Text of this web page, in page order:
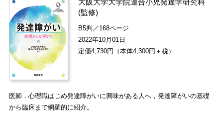
大阪大学大学院連合小児発達学研究科
(監修)
B5判／168ページ
2022年10月01日
定価4,730円（本体4,300円＋税）
医師，心理職はじめ発達障がいに興味がある人へ，発達障がいの基礎
から臨床まで網羅的に紹介。